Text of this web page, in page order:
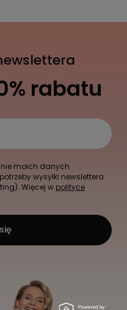
rabatu
moich danych
wysyłki newslettera
Więcej w polityce